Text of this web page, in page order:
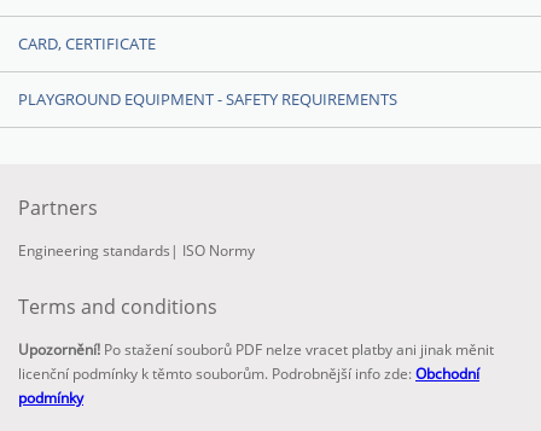
CARD, CERTIFICATE
PLAYGROUND EQUIPMENT - SAFETY REQUIREMENTS
Partners
Engineering standards | ISO Normy
Terms and conditions
Upozornění! Po stažení souborů PDF nelze vracet platby ani jinak měnit
licenční podmínky k těmto souborům. Podrobnější info zde:Obchodní
podmínky